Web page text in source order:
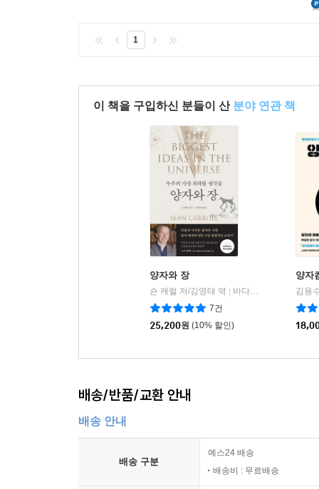
1
이 책을 구입하신 분들이 산 분야 연관 책
양자와 장
숀 캐럴 저/김영태 역
바다출판사
7건
25,200원 (10% 할인)
양자
김용
배송/반품/교환 안내
배송 안내
배송 구분
예스24 배송
배송비 : 무료배송